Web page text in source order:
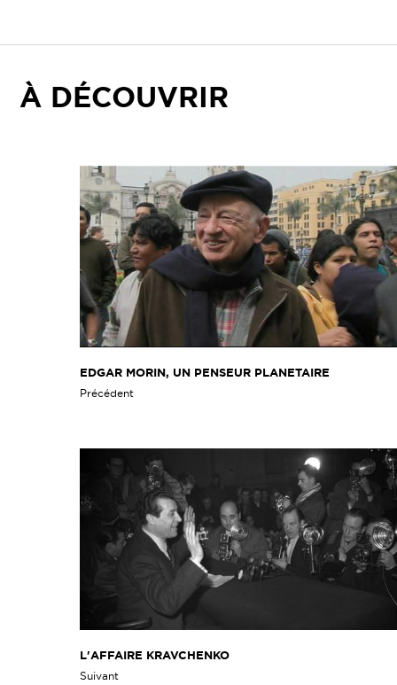
À DÉCOUVRIR
EDGAR MORIN, UN PENSEUR PLANETAIRE
Précédent
L'AFFAIRE KRAVCHENKO
Suivant